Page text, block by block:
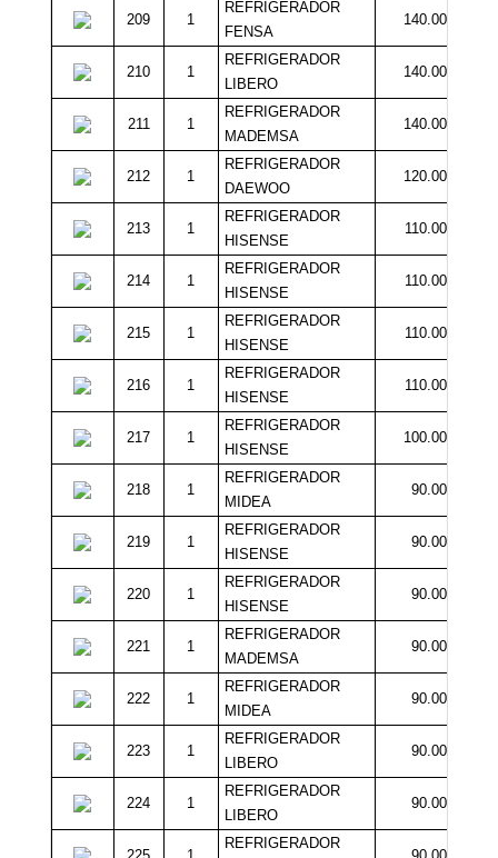
209 1
REFRIGERADOR
FENSA
140.000
210 1
REFRIGERADOR
LIBERO
140.000
211 1
REFRIGERADOR
MADEMSA
140.000
212 1
REFRIGERADOR
DAEWOO
120.000
213 1
REFRIGERADOR
HISENSE
110.000
214 1
REFRIGERADOR
HISENSE
110.000
215 1
REFRIGERADOR
HISENSE
110.000
216 1
REFRIGERADOR
HISENSE
110.000
217 1
REFRIGERADOR
HISENSE
100.000
218 1
REFRIGERADOR
MIDEA
90.000
219 1
REFRIGERADOR
HISENSE
90.000
220 1
REFRIGERADOR
HISENSE
90.000
221 1
REFRIGERADOR
MADEMSA
90.000
222 1
REFRIGERADOR
MIDEA
90.000
223 1
REFRIGERADOR
LIBERO
90.000
224 1
REFRIGERADOR
LIBERO
90.000
REFRIGERADOR